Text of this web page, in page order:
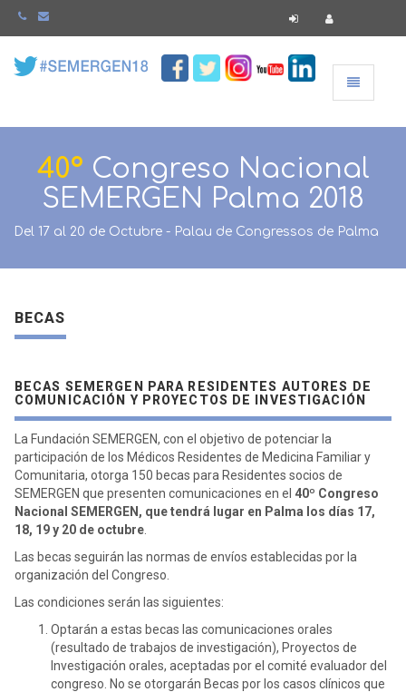
40º Congreso Nacional
SEMERGEN Palma 2018
Del 17 al 20 de Octubre - Palau de Congressos de Palma
BECAS
BECAS SEMERGEN PARA RESIDENTES AUTORES DE
COMUNICACIÓN Y PROYECTOS DE INVESTIGACIÓN
La Fundación SEMERGEN, con el objetivo de potenciar la
participación de los Médicos Residentes de Medicina Familiar y
Comunitaria, otorga 150 becas para Residentes socios de
SEMERGEN que presenten comunicaciones en el 40º Congreso
Nacional SEMERGEN, que tendrá lugar en Palma los días 17,
18, 19 y 20 de octubre
Las becas seguirán las normas de envíos establecidas por la
organización del Congreso.
Las condiciones serán las siguientes:
Optarán a estas becas las comunicaciones orales
(resultado de trabajos de investigación), Proyectos de
Investigación orales, aceptadas por el comité evaluador del
congreso. No se otorgarán Becas por los casos clínicos que